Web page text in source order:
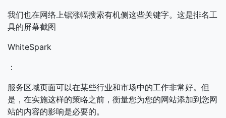
我们也在网络上锯涨幅搜索有机侧这些关键字。这是排名工
具的屏幕截图
WhiteSpark
：
服务区域页面可以在某些行业和市场中的工作非常好。但
是，在实施这样的策略之前，衡量您为您的网站添加到您网
站的内容的影响是必要的。